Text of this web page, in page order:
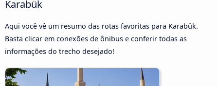
Karabük
Aqui você vê um resumo das rotas favoritas para Karabük.
Basta clicar em conexões de ônibus e conferir todas as
informações do trecho desejado!